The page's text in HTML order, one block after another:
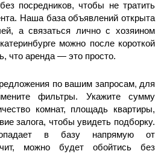
посредников, чтобы не тратить
Наша база объявлений открыта
а связаться лично с хозяином
можно после короткой
что аренда — это просто.
по вашим запросам, для
фильтры. Укажите сумму
комнат, площадь квартиры,
залога, чтобы увидеть подборку.
в базу напрямую от
можно будет обойтись без